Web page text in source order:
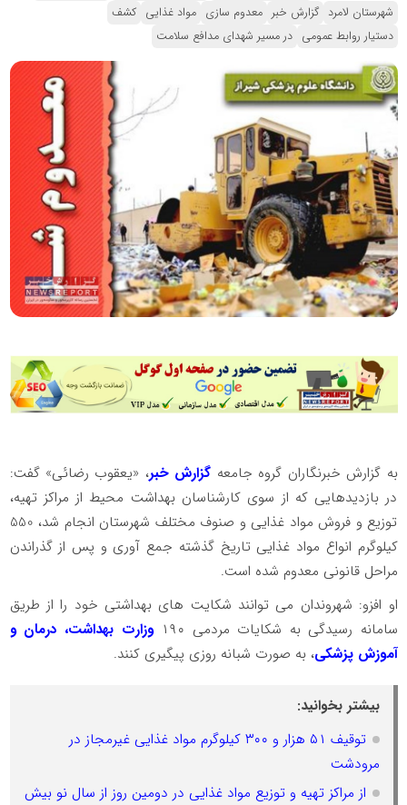
شهرستان لامرد گزارش خبر معدوم سازی مواد غذایی کشف
دستیار روابط عمومی در مسیر شهدای مدافع سلامت
به گزارش خبرنگاران گروه جامعه گزارش خبر، «یعقوب رضائی» گفت:
در بازدیدهایی که از سوی کارشناسان بهداشت محیط از مراکز تهیه،
توزیع و فروش مواد غذایی و صنوف مختلف شهرستان انجام شد، 550
کیلوگرم انواع مواد غذایی تاریخ گذشته جمع آوری و پس از گذراندن
مراحل قانونی معدوم شده است.
او افزو: شهروندان می توانند شکایت های بهداشتی خود را از طریق
سامانه رسیدگی به شکایات مردمی ۱۹۰
وزارت بهداشت، درمان و
آموزش پزشکی، به صورت شبانه روزی پیگیری کنند.
بیشتر بخوانید:
توقیف ۵۱ هزار و ۳۰۰ کیلوگرم مواد غذایی غیرمجاز در
مرودشت
از مراکز تهیه و توزیع مواد غذایی در دومین روز از سال نو بیش